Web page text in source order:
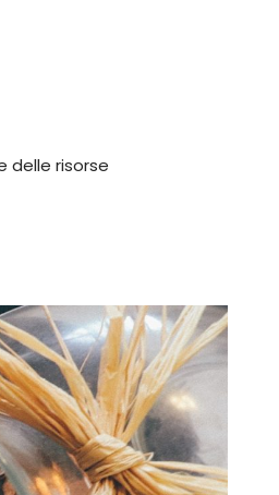
delle risorse